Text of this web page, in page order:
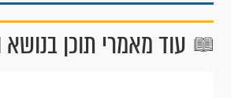
עוד מאמרי תוכן בנושא